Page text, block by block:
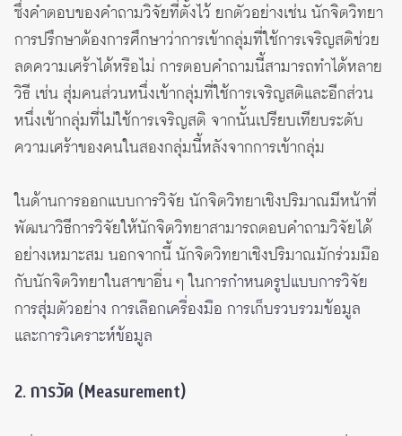
ซึ่งคำตอบของคำถามวิจัยที่ตั้งไว้ ยกตัวอย่างเช่น นักจิตวิทยา
การปรึกษาต้องการศึกษาว่าการเข้ากลุ่มที่ใช้การเจริญสติช่วย
ลดความเศร้าได้หรือไม่ การตอบคำถามนี้สามารถทำได้หลาย
วิธี เช่น สุ่มคนส่วนหนึ่งเข้ากลุ่มที่ใช้การเจริญสติและอีกส่วน
หนึ่งเข้ากลุ่มที่ไม่ใช้การเจริญสติ จากนั้นเปรียบเทียบระดับ
ความเศร้าของคนในสองกลุ่มนี้หลังจากการเข้ากลุ่ม
ในด้านการออกแบบการวิจัย นักจิตวิทยาเชิงปริมาณมีหน้าที่
พัฒนาวิธีการวิจัยให้นักจิตวิทยาสามารถตอบคำถามวิจัยได้
อย่างเหมาะสม นอกจากนี้ นักจิตวิทยาเชิงปริมาณมักร่วมมือ
กับนักจิตวิทยาในสาขาอื่น ๆ ในการกำหนดรูปแบบการวิจัย
การสุ่มตัวอย่าง การเลือกเครื่องมือ การเก็บรวบรวมข้อมูล
และการวิเคราะห์ข้อมูล
2. การวัด (Measurement)